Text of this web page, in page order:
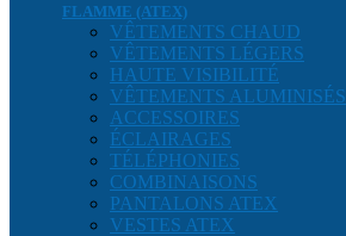
FLAMME (ATEX)
VÊTEMENTS CHAUD
VÊTEMENTS LÉGERS
HAUTE VISIBILITÉ
VÊTEMENTS ALUMINISÉS
ACCESSOIRES
ÉCLAIRAGES
TÉLÉPHONIES
COMBINAISONS
PANTALONS ATEX
VESTES ATEX